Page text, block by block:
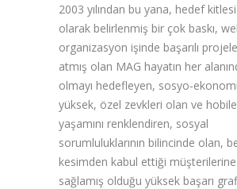
2003 yılından bu yana, hedef
olarak belirlenmiş bir çok baskı,
organizasyon işinde başarılı
atmış olan MAG hayatın her
olmayı hedefleyen, sosyo-
yüksek, özel zevkleri olan ve
yaşamını renklendiren, sosyal
sorumluluklarının bilincinde olan,
kesimden kabul ettiği müşterilerine
sağlamış olduğu yüksek başarı